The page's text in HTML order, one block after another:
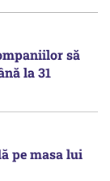
să
la 31
pe masa lui